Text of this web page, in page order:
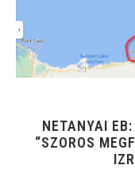
NETANYAI
“SZOROS